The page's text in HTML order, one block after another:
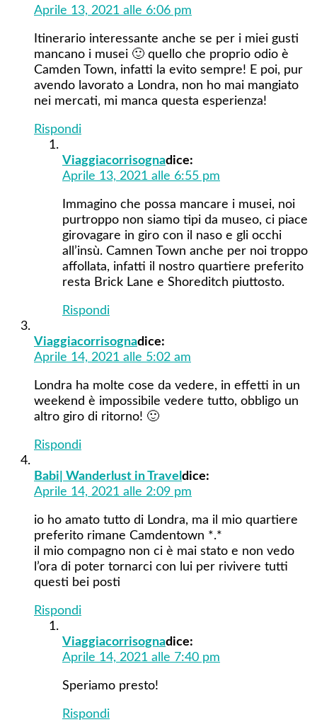
Aprile 13, 2021 alle 6:06 pm
Itinerario interessante anche se per i miei gusti
mancano i musei 🙂 quello che proprio odio è
Camden Town, infatti la evito sempre! E poi, pur
avendo lavorato a Londra, non ho mai mangiato
nei mercati, mi manca questa esperienza!
Rispondi
Viaggiacorrisognadice:
Aprile 13, 2021 alle 6:55 pm
Immagino che possa mancare i musei, noi
purtroppo non siamo tipi da museo, ci piace
girovagare in giro con il naso e gli occhi
all’insù. Camnen Town anche per noi troppo
affollata, infatti il nostro quartiere preferito
resta Brick Lane e Shoreditch piuttosto.
Rispondi
Viaggiacorrisognadice:
Aprile 14, 2021 alle 5:02 am
Londra ha molte cose da vedere, in effetti in un
weekend è impossibile vedere tutto, obbligo un
altro giro di ritorno! 🙂
Rispondi
Babi| Wanderlust in Travel dice:
Aprile 14, 2021 alle 2:09 pm
io ho amato tutto di Londra, ma il mio quartiere
preferito rimane Camdentown *.*
il mio compagno non ci è mai stato e non vedo
l’ora di poter tornarci con lui per rivivere tutti
questi bei posti
Rispondi
Viaggiacorrisognadice:
Aprile 14, 2021 alle 7:40 pm
Speriamo presto!
Rispondi